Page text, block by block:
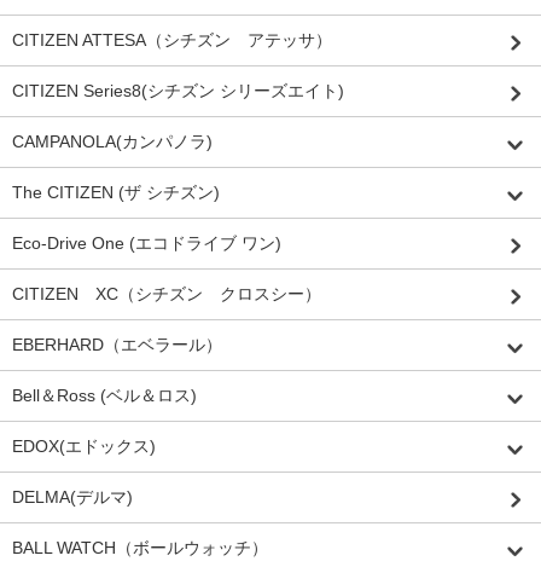
CITIZEN ATTESA（シチズン アテッサ）
CITIZEN Series8(シチズン シリーズエイト)
CAMPANOLA(カンパノラ)
The CITIZEN (ザ シチズン)
Eco-Drive One (エコドライブ ワン)
CITIZEN XC（シチズン クロスシー）
EBERHARD（エベラール）
Bell＆Ross (ベル＆ロス)
EDOX(エドックス)
DELMA(デルマ)
BALL WATCH（ボールウォッチ）